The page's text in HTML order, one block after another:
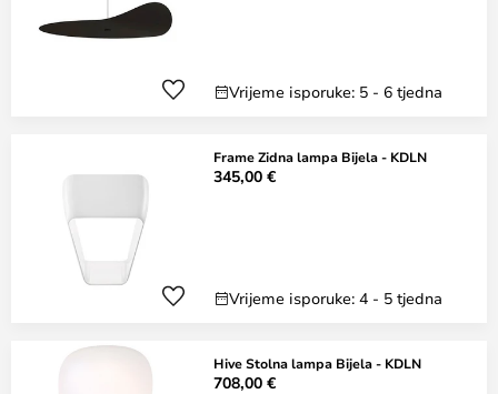
Vrijeme isporuke: 5 - 6 tjedna
Frame Zidna lampa Bijela - KDLN
345,00 €
Vrijeme isporuke: 4 - 5 tjedna
Hive Stolna lampa Bijela - KDLN
708,00 €